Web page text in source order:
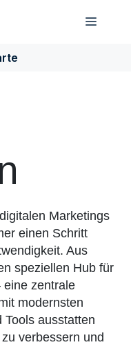
Marketings
einen Schritt
Aus
speziellen Hub für
eine zentrale
modernsten
Tools ausstatten
verbessern und